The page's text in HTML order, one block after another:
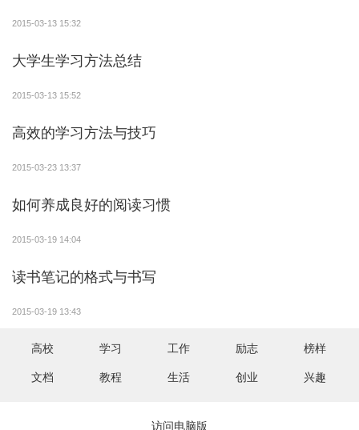
范”、“准确”。要做到这两点就要求学生认真的抄好题，
书写格式必须正确、规范，严格按照各类题的解题要
求，仔细演算解题的每—步，得出正确的结果。只有平
时做题认真细致，步骤完整，思路正确，表达严密，准
种原因，难免会出现各种各样的漏洞和问题，因此，作
避免了作业中的差错和漏忘。作业检查—般分四部进
行：—是检查题目是否抄对；二是审题是否正确；三是
做完题要认真检查，养成习惯，考试时方能如此。
5、做完作业后要耐心思考。作业完成之后，—定
要耐心的再思考—遍，想一想做这一道作业题用了哪些
题有联系，有什么特点、规律可寻，稍加变化还能变成
2015-03-13 15:32
大学生学习方法总结
2015-03-13 15:52
高效的学习方法与技巧
2015-03-23 13:37
如何养成良好的阅读习惯
2015-03-19 14:04
读书笔记的格式与书写
2015-03-19 13:43
高校 学习 工作 励志 榜样
文档 教程 生活 创业 兴趣
访问电脑版